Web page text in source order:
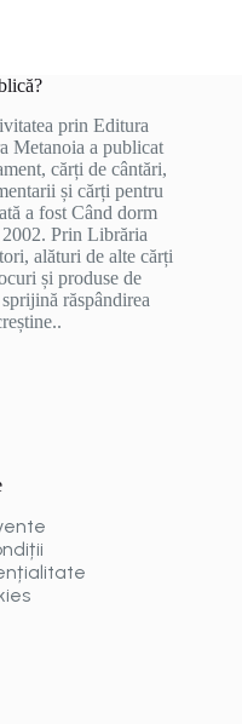
prin Editura
Metanoia a publicat
cărți de cântări,
și cărți pentru
a fost Când dorm
Prin Librăria
alături de alte cărți
și produse de
răspândirea